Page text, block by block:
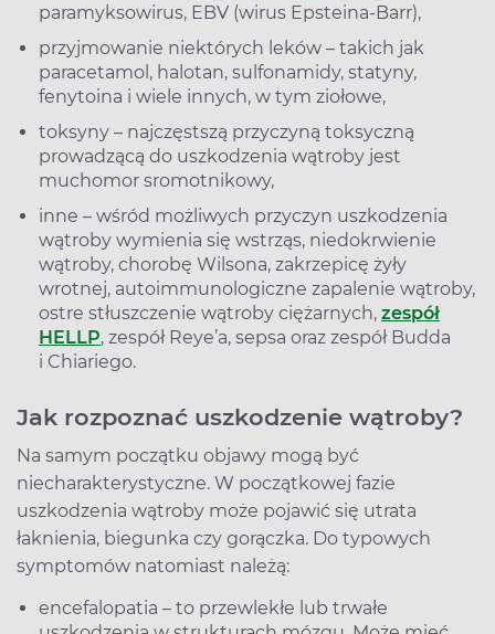
paramyksowirus, EBV (wirus Epsteina-Barr),
przyjmowanie niektórych leków – takich jak
paracetamol, halotan, sulfonamidy, statyny,
fenytoina i wiele innych, w tym ziołowe,
toksyny – najczęstszą przyczyną toksyczną
prowadzącą do uszkodzenia wątroby jest
muchomor sromotnikowy,
inne – wśród możliwych przyczyn uszkodzenia
wątroby wymienia się wstrząs, niedokrwienie
wątroby, chorobę Wilsona, zakrzepicę żyły
wrotnej, autoimmunologiczne zapalenie wątroby,
ostre stłuszczenie wątroby ciężarnych, zespół
HELLP, zespół Reye’a, sepsa oraz zespół Budda
i Chiariego.
Jak rozpoznać uszkodzenie wątroby?
Na samym początku objawy mogą być
niecharakterystyczne. W początkowej fazie
uszkodzenia wątroby może pojawić się utrata
łaknienia, biegunka czy gorączka. Do typowych
symptomów natomiast należą:
encefalopatia – to przewlekłe lub trwałe